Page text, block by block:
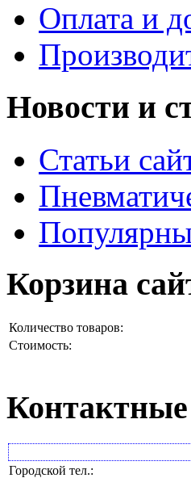
Оплата и
Новости и
Статьи
Корзина
Количество товаров:
Стоимость:
Городской тел.: